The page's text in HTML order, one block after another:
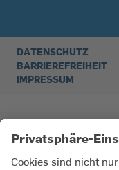
DATENSCHUTZ
BARRIEREFREIHEIT
IMPRESSUM